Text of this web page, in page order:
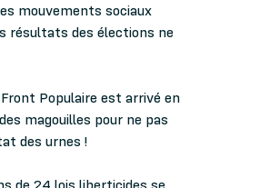
mouvements sociaux
résultats des élections ne
Populaire est arrivé en
magouilles pour ne pas
des urnes !